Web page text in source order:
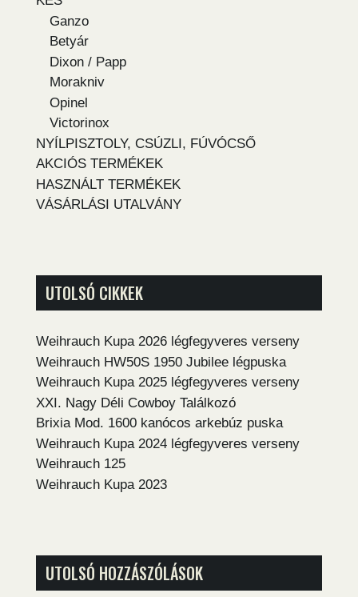
Ganzo
Betyár
Dixon / Papp
Morakniv
Opinel
Victorinox
NYÍLPISZTOLY, CSÚZLI, FÚVÓCSŐ
AKCIÓS TERMÉKEK
HASZNÁLT TERMÉKEK
VÁSÁRLÁSI UTALVÁNY
UTOLSÓ CIKKEK
Weihrauch Kupa 2026 légfegyveres verseny
Weihrauch HW50S 1950 Jubilee légpuska
Weihrauch Kupa 2025 légfegyveres verseny
XXI. Nagy Déli Cowboy Találkozó
Brixia Mod. 1600 kanócos arkebúz puska
Weihrauch Kupa 2024 légfegyveres verseny
Weihrauch 125
Weihrauch Kupa 2023
UTOLSÓ HOZZÁSZÓLÁSOK